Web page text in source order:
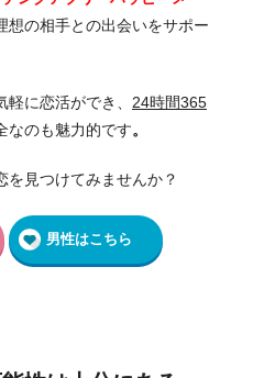
想の相手との出会いをサポー
に恋活ができ、 24時間365
なのも魅力的です。
を見つけてみませんか？
男性はこちら